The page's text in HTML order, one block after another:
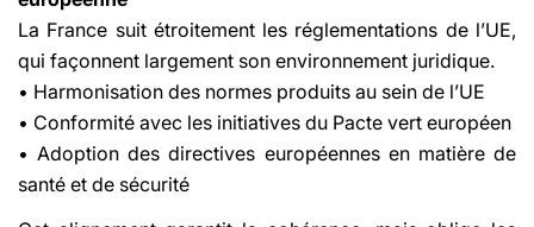
La France suit étroitement les réglementations de l’UE,
qui façonnent largement son environnement juridique.
• Harmonisation des normes produits au sein de l’UE
• Conformité avec les initiatives du Pacte vert européen
• Adoption des directives européennes en matière de
santé et de sécurité